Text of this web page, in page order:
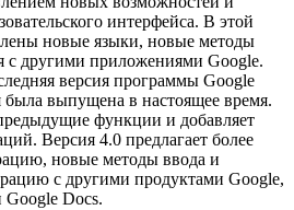
интерфейса. В этой
новые языки, новые методы
с другими приложениями Google.
версия программы Google
была выпущена в настоящее время.
функции и добавляет
Версия 4.0 предлагает более
новые методы ввода и
с другими продуктами Google,
Docs.